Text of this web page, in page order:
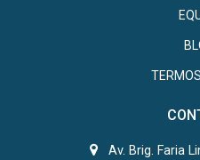
Av. Brig. Faria